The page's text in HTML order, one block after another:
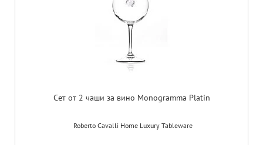
Сет от 2 чаши за вино Monogramma Platin
Roberto Cavalli Home Luxury Tableware